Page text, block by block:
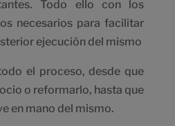
Todo ello con los
necesarios para facilitar
ejecución del mismo
el proceso, desde que
o reformarlo, hasta que
en mano del mismo.